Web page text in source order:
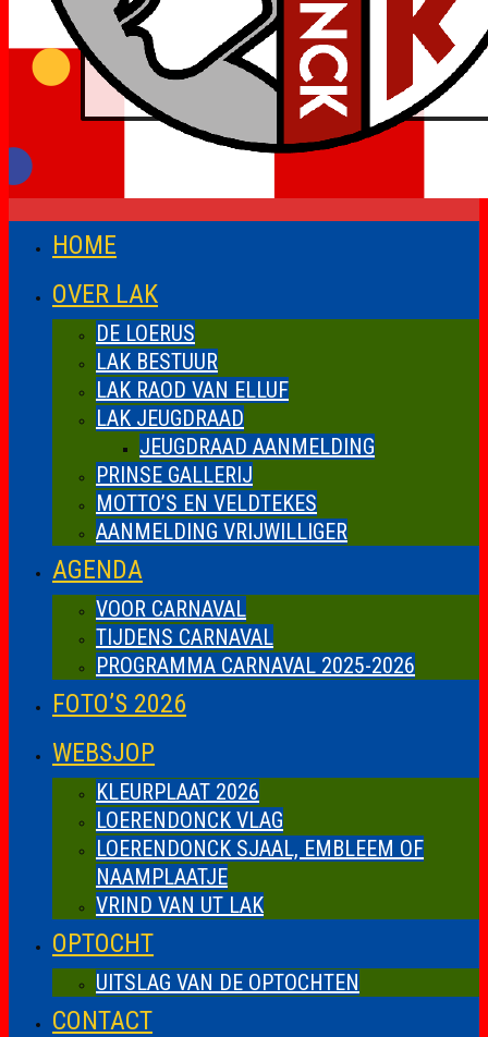
HOME
OVER LAK
DE LOERUS
LAK BESTUUR
LAK RAOD VAN ELLUF
LAK JEUGDRAAD
JEUGDRAAD AANMELDING
PRINSE GALLERIJ
MOTTO’S EN VELDTEKES
AANMELDING VRIJWILLIGER
AGENDA
VOOR CARNAVAL
TIJDENS CARNAVAL
PROGRAMMA CARNAVAL 2025-2026
FOTO’S 2026
WEBSJOP
KLEURPLAAT 2026
LOERENDONCK VLAG
LOERENDONCK SJAAL, EMBLEEM OF
NAAMPLAATJE
VRIND VAN UT LAK
OPTOCHT
UITSLAG VAN DE OPTOCHTEN
CONTACT